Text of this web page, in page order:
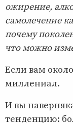
ожирение,
самолечение
почему
что можно
Если вам
миллениал.
И вы
тенденцию: